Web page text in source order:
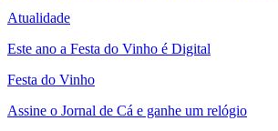
Atualidade
Este ano a Festa do Vinho é Digital
Festa do Vinho
Assine o Jornal de Cá e ganhe um relógio